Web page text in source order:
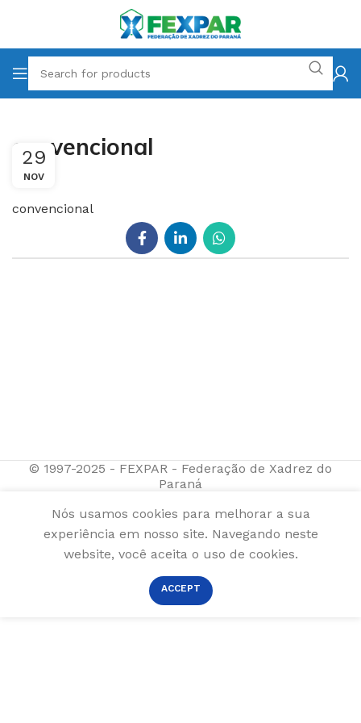
convencional
29
NOV
convencional
© 1997-2025 - FEXPAR - Federação de Xadrez do
Paraná
Nós usamos cookies para melhorar a sua
experiência em nosso site. Navegando neste
website, você aceita o uso de cookies.
ACCEPT